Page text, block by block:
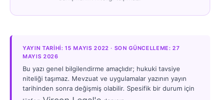
YAYIN TARIHI: 15 MAYIS 2022 · SON GÜNCELLEME: 27
MAYIS 2026
Bu yazı genel bilgilendirme amaçlıdır; hukuki tavsiye
niteliği taşımaz. Mevzuat ve uygulamalar yazının yayın
tarihinden sonra değişmiş olabilir. Spesifik bir durum için